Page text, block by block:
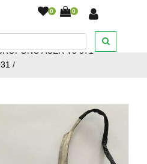
0 0
/CAVO FLAT LCD
ACER V5 571
/